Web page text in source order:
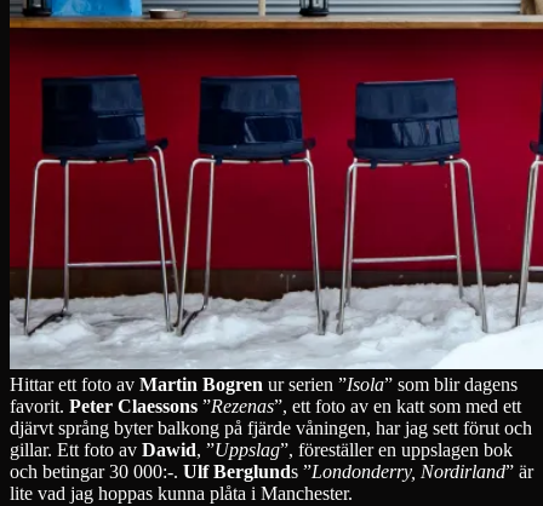
Hittar ett foto av Martin Bogren ur serien ”Isola” som blir dagens
favorit. Peter Claessons ”Rezenas”, ett foto av en katt som med ett
djärvt språng byter balkong på fjärde våningen, har jag sett förut och
gillar. Ett foto av Dawid, ”Uppslag”, föreställer en uppslagen bok
och betingar 30 000:-. Ulf Berglunds ”Londonderry, Nordirland” är
lite vad jag hoppas kunna plåta i Manchester.